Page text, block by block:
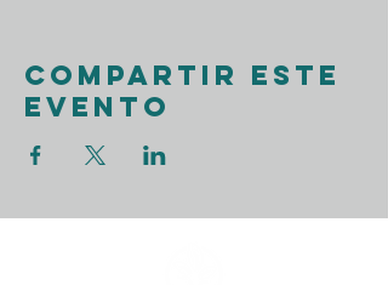
Compartir este
evento